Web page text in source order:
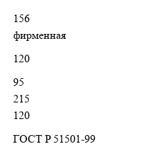
156
фирменная
120
95
215
120
ГОСТ P 51501-99